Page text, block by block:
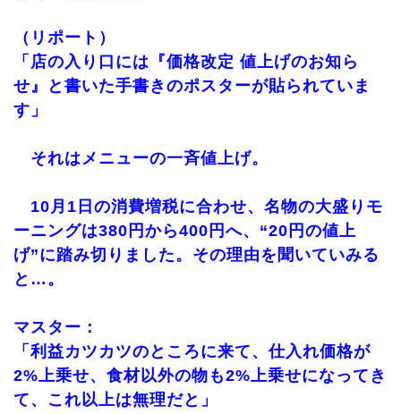
（リポート）
「店の入り口には『価格改定 値上げのお知ら
せ』と書いた手書きのポスターが貼られていま
す」
それはメニューの一斉値上げ。
10月1日の消費増税に合わせ、名物の大盛りモ
ーニングは380円から400円へ、“20円の値上
げ”に踏み切りました。その理由を聞いていみる
と…。
マスター：
「利益カツカツのところに来て、仕入れ価格が
2%上乗せ、食材以外の物も2%上乗せになってき
て、これ以上は無理だと」